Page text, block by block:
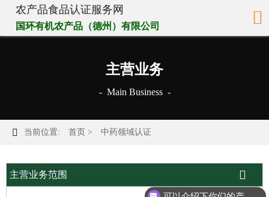
农产品食品认证服务网
国环有机农产品（德州）有限公司 
主营业务
- Main Business -
 当前位置: 首页 > 中药领域认证
主营业务范围 